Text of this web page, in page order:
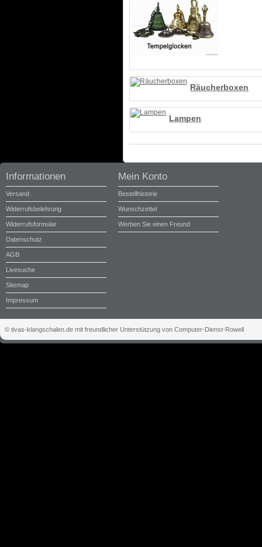
Räucherboxen
Lampen
Informationen
Versand
Widerrufsbelehrung
Widerrufsformular
Datenschutz
AGB
Livesuche
Sitemap
Impressum
Mein Konto
Bestellhistorie
Wunschzettel
Werben Sie einen Freund
© tivas-klangschalen.de mit freundlicher Unterstützung von Computer-Dienst-Rowell